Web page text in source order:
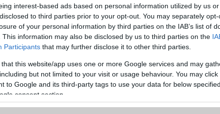
interest-based ads based on personal information utilized by us
to third parties prior to your opt-out. You may separately
of your personal information by third parties on the IAB’s list of
This information may also be disclosed by us to third parties on the
Participants that may further disclose it to other third parties.
that this website/app uses one or more Google services and may
but not limited to your visit or usage behaviour. You may
to Google and its third-party tags to use your data for below
consent section.
Telefonguru legfrissebb híreiért!
kifejezésekkel való magyarázatához a megcélzott 5G
szélhámos 5G bázisállomáshoz. Ekkor a támadó elindítja a
a megcélzott telefon csatlakozzon a hamis 5G
rádiós hatótávolságán belül kell lennie. Annak ellenére, hogy
SIM-kártyájáról, a támadás folytatódhat. A támadók
felé küldött lefelé irányuló üzeneteket... megnyitva a
az 5G NR eljárások bármely lépésében".
MediaTek felfedte a biztonsági réseket decemberi